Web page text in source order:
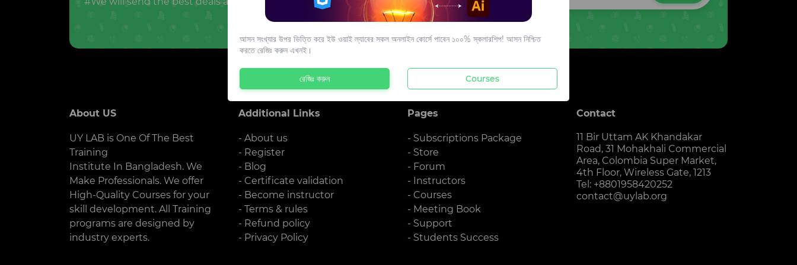
About US
UY LAB is One Of The Best
Training
Institute In Bangladesh. We
Make Professionals. We offer
High-Quality Courses for your
skill development. All Training
programs are designed by
industry experts.
Additional Links
- About us
- Register
- Blog
- Certificate validation
- Become instructor
- Terms & rules
- Refund policy
- Privacy Policy
Pages
- Subscriptions Package
- Store
- Forum
- Instructors
- Courses
- Meeting Book
- Support
- Students Success
Contact
11 Bir Uttam AK Khandakar
Road, 31 Mohakhali Commercial
Area, Colombia Super Market,
4th Floor, Wireless Gate, 1213
Tel: +8801958420252
contact@uylab.org
আসন সংখ্যার উপর ভিত্তি করে ইউ ওয়াই ল্যাবের সকল অনলাইন কোর্সে পাবেন ১০০% স্কলারশিপ! আসন নিশ্চিত
করতে রেজিঃ করুন এখনই।
রেজিঃ করুন Courses